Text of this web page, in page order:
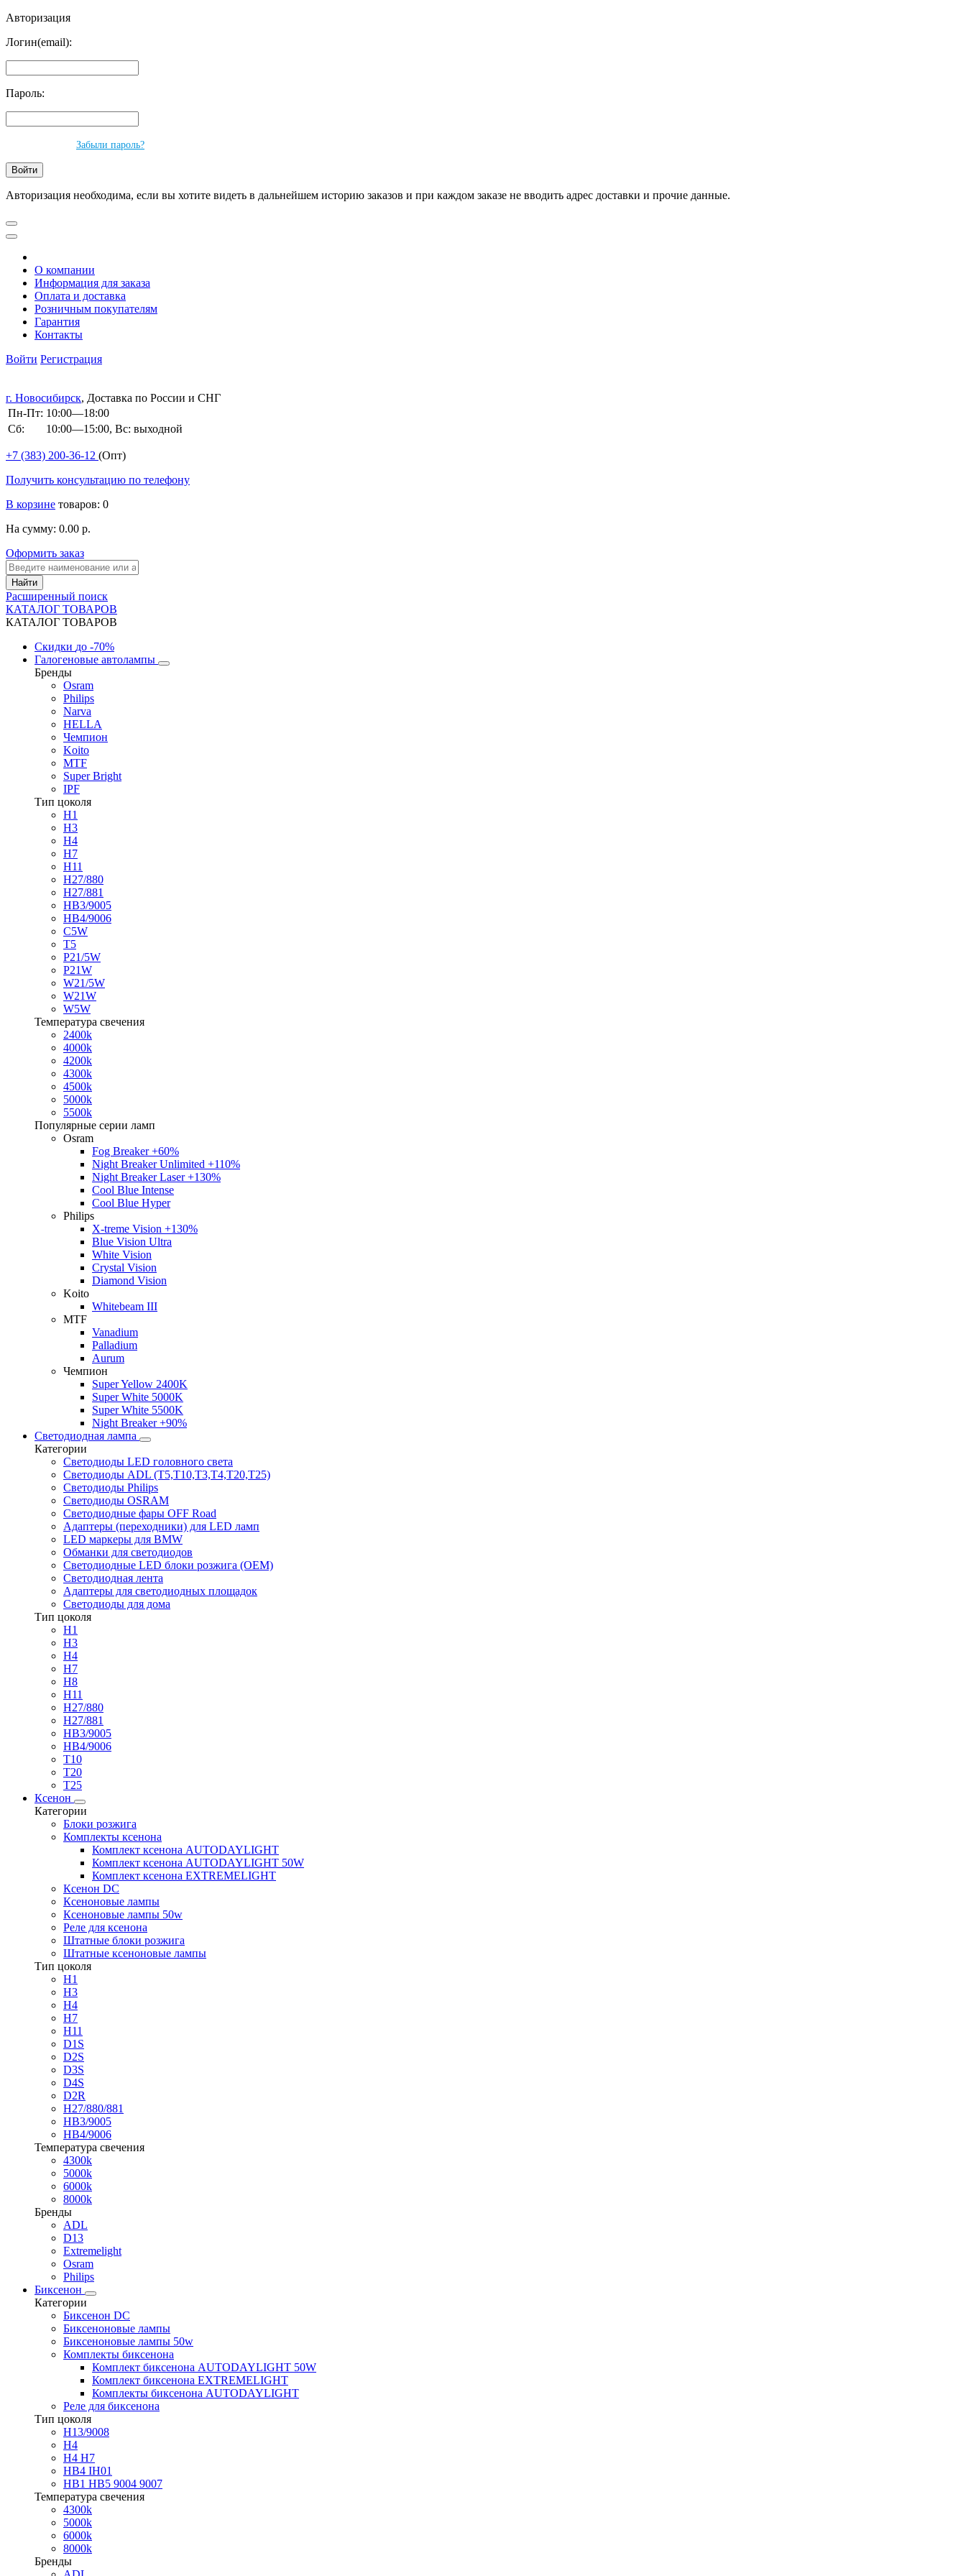
Авторизация
Логин(email):
Пароль:
Забыли пароль?
Авторизация необходима, если вы хотите видеть в дальнейшем историю заказов и при каждом заказе не вводить адрес доставки и прочие данные.
О компании
Информация для заказа
Оплата и доставка
Розничным покупателям
Гарантия
Контакты
Войти Регистрация
г. Новосибирск, Доставка по России и СНГ
Пн-Пт: 10:00—18:00
Сб:
10:00—15:00, Вс: выходной
+7 (383) 200-36-12 (Опт)
Получить консультацию по телефону
В корзине товаров: 0
На сумму: 0.00 р.
Оформить заказ
Расширенный поиск
КАТАЛОГ ТОВАРОВ
КАТАЛОГ ТОВАРОВ
Скидки до -70%
Галогеновые автолампы
Бренды
Osram
Philips
Narva
HELLA
Чемпион
Koito
MTF
Super Bright
IPF
Тип цоколя
H1
H3
H4
H7
H11
H27/880
H27/881
HB3/9005
HB4/9006
C5W
T5
P21/5W
P21W
W21/5W
W21W
W5W
Температура свечения
2400k
4000k
4200k
4300k
4500k
5000k
5500k
Популярные серии ламп
Osram
Fog Breaker +60%
Night Breaker Unlimited +110%
Night Breaker Laser +130%
Cool Blue Intense
Cool Blue Hyper
Philips
X-treme Vision +130%
Blue Vision Ultra
White Vision
Crystal Vision
Diamond Vision
Koito
Whitebeam III
MTF
Vanadium
Palladium
Aurum
Чемпион
Super Yellow 2400K
Super White 5000K
Super White 5500K
Night Breaker +90%
Светодиодная лампа
Категории
Светодиоды LED головного света
Светодиоды ADL (T5,T10,T3,T4,T20,T25)
Светодиоды Philips
Светодиоды OSRAM
Светодиодные фары OFF Road
Адаптеры (переходники) для LED ламп
LED маркеры для BMW
Обманки для светодиодов
Светодиодные LED блоки розжига (OEM)
Светодиодная лента
Адаптеры для светодиодных площадок
Светодиоды для дома
Тип цоколя
H1
H3
H4
H7
H8
H11
H27/880
H27/881
HB3/9005
HB4/9006
T10
T20
T25
Ксенон
Категории
Блоки розжига
Комплекты ксенона
Комплект ксенона AUTODAYLIGHT
Комплект ксенона AUTODAYLIGHT 50W
Комплект ксенона EXTREMELIGHT
Ксенон DC
Ксеноновые лампы
Ксеноновые лампы 50w
Реле для ксенона
Штатные блоки розжига
Штатные ксеноновые лампы
Тип цоколя
H1
H3
H4
H7
H11
D1S
D2S
D3S
D4S
D2R
H27/880/881
HB3/9005
HB4/9006
Температура свечения
4300k
5000k
6000k
8000k
Бренды
ADL
D13
Extremelight
Osram
Philips
Биксенон
Категории
Биксенон DC
Биксеноновые лампы
Биксеноновые лампы 50w
Комплекты биксенона
Комплект биксенона AUTODAYLIGHT 50W
Комплект биксенона EXTREMELIGHT
Комплекты биксенона AUTODAYLIGHT
Реле для биксенона
Тип цоколя
H13/9008
H4
H4 H7
HB4 IH01
HB1 HB5 9004 9007
Температура свечения
4300k
5000k
6000k
8000k
Бренды